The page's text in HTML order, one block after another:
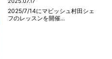
2025/7/14にマビッシュ村田シェ
フのレッスンを開催...